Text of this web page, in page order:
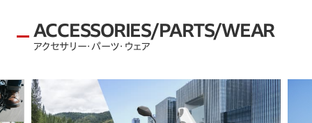
ACCESSORIES/PARTS/WEAR
アクセサリー・パーツ・ウェア